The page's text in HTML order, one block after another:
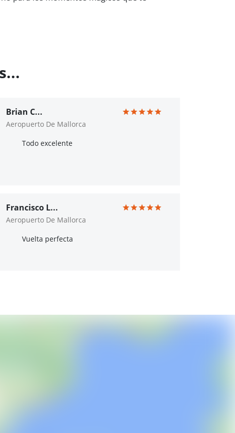
Brian C...
Aeropuerto De Mallorca
Todo excelente
Francisco L...
Aeropuerto De Mallorca
Vuelta perfecta